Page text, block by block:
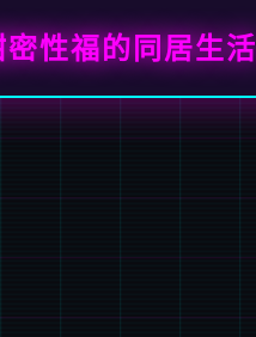
性福的同居生活